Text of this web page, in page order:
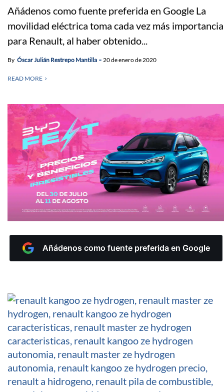
Añádenos como fuente preferida en Google La
movilidad eléctrica toma cada vez más importancia
para Renault, al haber obtenido...
By Óscar Julián Restrepo Mantilla 20 de enero de 2020
READ MORE
Añádenos como fuente preferida en Google